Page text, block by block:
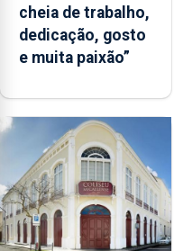
cheia de trabalho,
dedicação, gosto
e muita paixão”